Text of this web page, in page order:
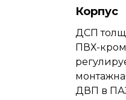
Корпус
ДСП
ПВХ-
ДВП в